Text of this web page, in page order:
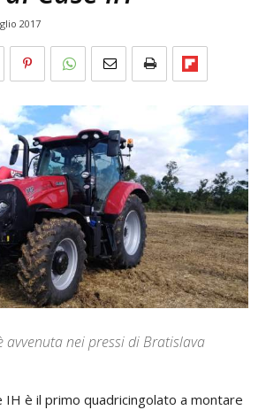
2017
avvenuta nei pressi di Bratislava
IH è il primo quadricingolato a montare